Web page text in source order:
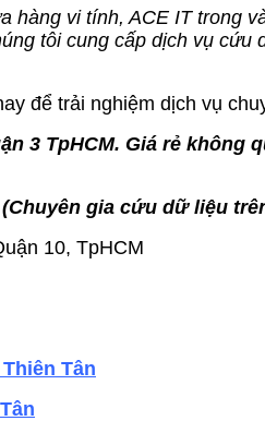
hàng vi tính, ACE IT trong
tôi cung cấp dịch vụ cứu
để trải nghiệm dịch vụ
3 TpHCM. Giá rẻ
Chuyên gia cứu dữ liệu
10, TpHCM
Tân